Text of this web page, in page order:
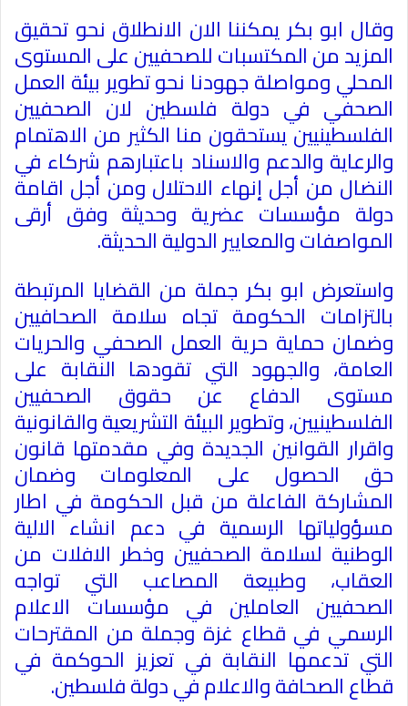
وقال ابو بكر يمكننا الان الانطلاق نحو تحقيق
المزيد من المكتسبات للصحفيين على المستوى
المحلي ومواصلة جهودنا نحو تطوير بيئة العمل
الصحفي في دولة فلسطين لان الصحفيين
الفلسطينيين يستحقون منا الكثير من الاهتمام
والرعاية والدعم والاسناد باعتبارهم شركاء في
النضال من أجل إنهاء الاحتلال ومن أجل اقامة
دولة مؤسسات عضرية وحديثة وفق أرقى
المواصفات والمعايير الدولية الحديثة.
واستعرض ابو بكر جملة من القضايا المرتبطة
بالتزامات الحكومة تجاه سلامة الصحافيين
وضمان حماية حرية العمل الصحفي والحريات
العامة، والجهود التي تقودها النقابة على
مستوى الدفاع عن حقوق الصحفيين
الفلسطينيين، وتطوير البيئة التشريعية والقانونية
واقرار القوانين الجديدة وفي مقدمتها قانون
حق الحصول على المعلومات وضمان
المشاركة الفاعلة من قبل الحكومة في اطار
مسؤولياتها الرسمية في دعم انشاء الالية
الوطنية لسلامة الصحفيين وخطر الافلات من
العقاب، وطبيعة المصاعب التي تواجه
الصحفيين العاملين في مؤسسات الاعلام
الرسمي في قطاع غزة وجملة من المقترحات
التي تدعمها النقابة في تعزيز الحوكمة في
قطاع الصحافة والاعلام في دولة فلسطين.